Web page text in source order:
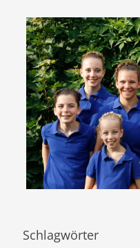
Schlagwörter